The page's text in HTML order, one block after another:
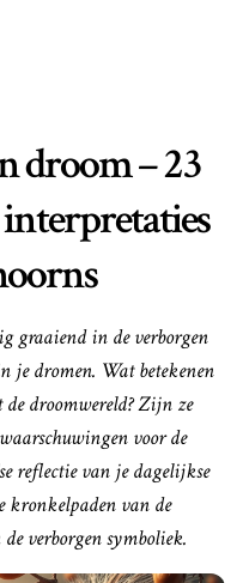
droom – 23
graaiend in de verborgen
je dromen. Wat betekenen
de droomwereld? Zijn ze
voor de
reflectie van je dagelijkse
kronkelpaden van de
verborgen symboliek.